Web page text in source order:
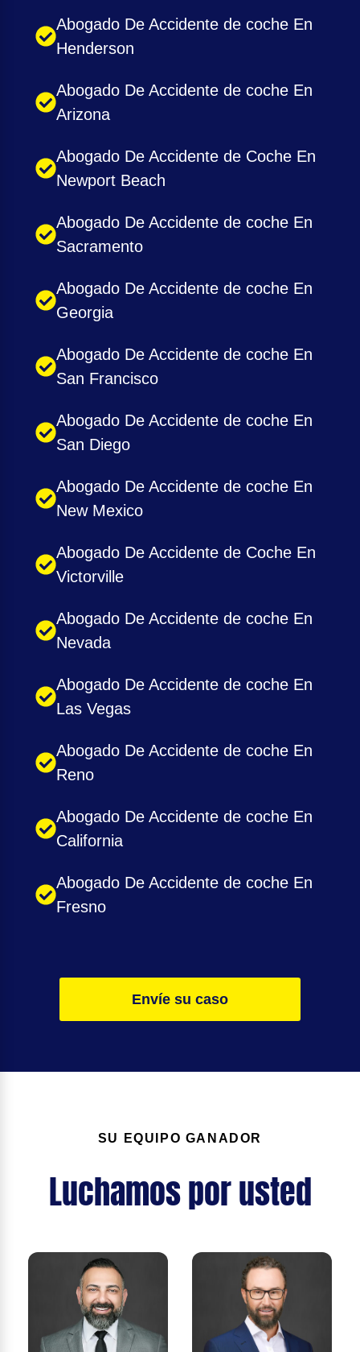
Abogado De Accidente de coche En
Henderson
Abogado De Accidente de coche En
Arizona
Abogado De Accidente de Coche En
Newport Beach
Abogado De Accidente de coche En
Sacramento
Abogado De Accidente de coche En
Georgia
Abogado De Accidente de coche En
San Francisco
Abogado De Accidente de coche En
San Diego
Abogado De Accidente de coche En
New Mexico
Abogado De Accidente de Coche En
Victorville
Abogado De Accidente de coche En
Nevada
Abogado De Accidente de coche En
Las Vegas
Abogado De Accidente de coche En
Reno
Abogado De Accidente de coche En
California
Abogado De Accidente de coche En
Fresno
Envíe su caso
SU EQUIPO GANADOR
Luchamos por usted